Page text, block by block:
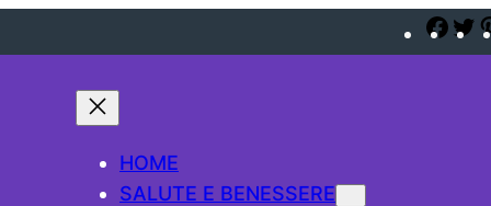
HOME
SALUTE E BENESSERE